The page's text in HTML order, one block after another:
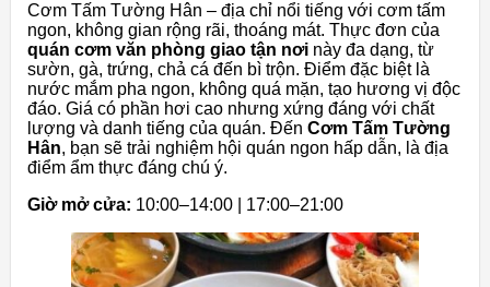
Cơm Tấm Tường Hân – địa chỉ nổi tiếng với cơm tấm
ngon, không gian rộng rãi, thoáng mát. Thực đơn của
quán cơm văn phòng giao tận nơi này đa dạng, từ
sườn, gà, trứng, chả cá đến bì trộn. Điểm đặc biệt là
nước mắm pha ngon, không quá mặn, tạo hương vị độc
đáo. Giá có phần hơi cao nhưng xứng đáng với chất
lượng và danh tiếng của quán. Đến Cơm Tấm Tường
Hân, bạn sẽ trải nghiệm hội quán ngon hấp dẫn, là địa
điểm ẩm thực đáng chú ý.
Giờ mở cửa: 10:00–14:00 | 17:00–21:00